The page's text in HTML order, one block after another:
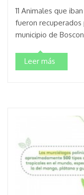
11 Animales que
fueron
municipio de
Leer más